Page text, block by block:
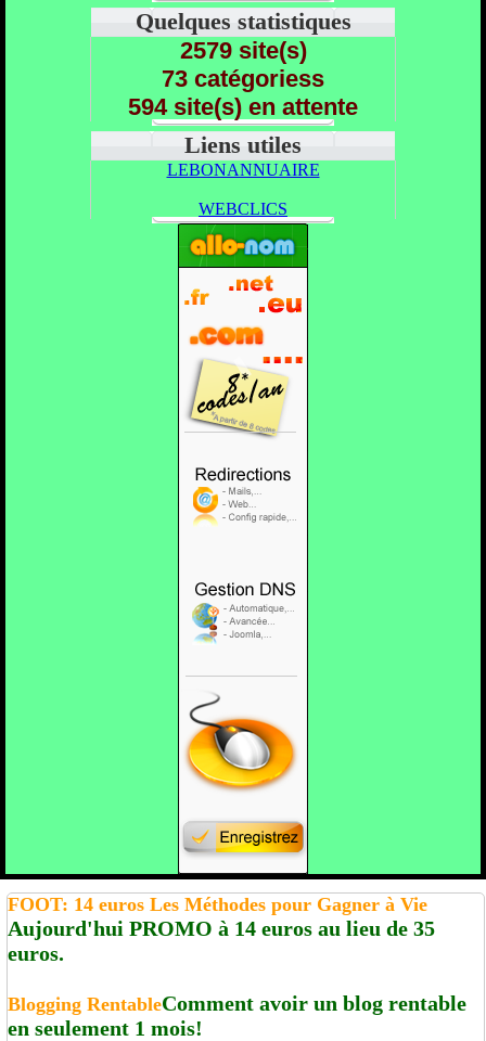
Quelques statistiques
2579 site(s)
73 catégoriess
594 site(s) en attente
Liens utiles
LEBONANNUAIRE
WEBCLICS
FOOT: 14 euros Les Méthodes pour Gagner à Vie
Aujourd'hui PROMO à 14 euros au lieu de 35
euros.
Blogging RentableComment avoir un blog rentable
en seulement 1 mois!